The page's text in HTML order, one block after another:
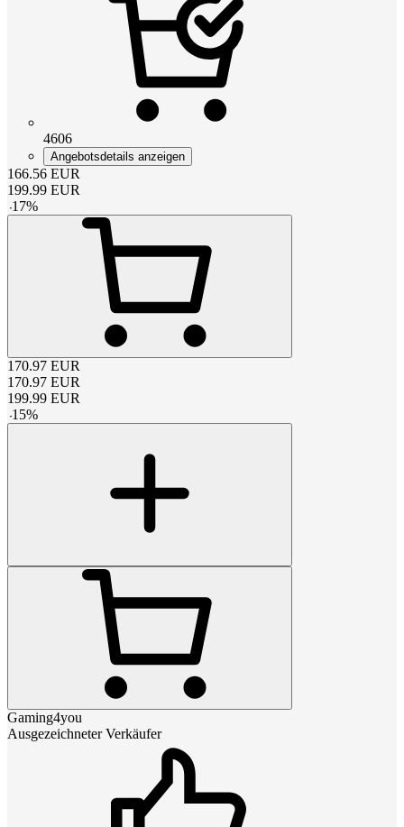
4606
Angebotsdetails anzeigen
166.56 EUR
199.99 EUR
-17%
170.97 EUR
170.97 EUR
199.99 EUR
-15%
Gaming4you
Ausgezeichneter Verkäufer